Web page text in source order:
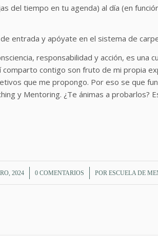
del tiempo en tu agenda) al día (en
entrada y apóyate en el sistema de
responsabilidad y acción, es una
contigo son fruto de mi propia
que me propongo. Por eso se que
y Mentoring. ¿Te ánimas a probarlos?
2024 0 COMENTARIOS
/ POR ESCUELA DE